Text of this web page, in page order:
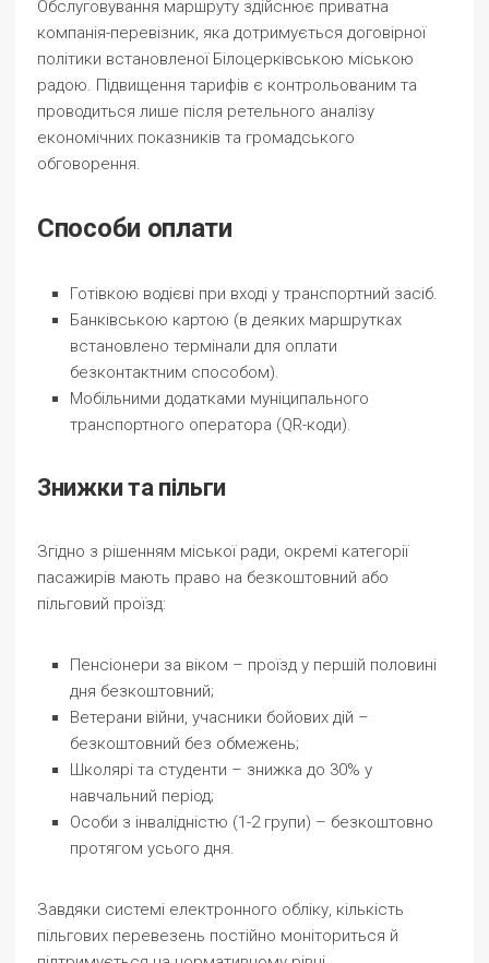
Обслуговування маршруту здійснює приватна
компанія-перевізник, яка дотримується договірної
політики встановленої Білоцерківською міською
радою. Підвищення тарифів є контрольованим та
проводиться лише після ретельного аналізу
економічних показників та громадського
обговорення.
Способи оплати
Готівкою водієві при вході у транспортний засіб.
Банківською картою (в деяких маршрутках
встановлено термінали для оплати
безконтактним способом).
Мобільними додатками муніципального
транспортного оператора (QR-коди).
Знижки та пільги
Згідно з рішенням міської ради, окремі категорії
пасажирів мають право на безкоштовний або
пільговий проїзд:
Пенсіонери за віком – проїзд у першій половині
дня безкоштовний;
Ветерани війни, учасники бойових дій –
безкоштовний без обмежень;
Школярі та студенти – знижка до 30% у
навчальний період;
Особи з інвалідністю (1-2 групи) – безкоштовно
протягом усього дня.
Завдяки системі електронного обліку, кількість
пільгових перевезень постійно моніториться й